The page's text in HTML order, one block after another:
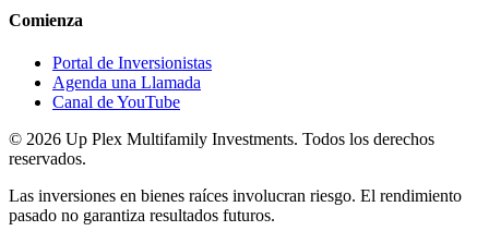
Comienza
Portal de Inversionistas
Agenda una Llamada
Canal de YouTube
© 2026 Up Plex Multifamily Investments. Todos los derechos
reservados.
Las inversiones en bienes raíces involucran riesgo. El rendimiento
pasado no garantiza resultados futuros.